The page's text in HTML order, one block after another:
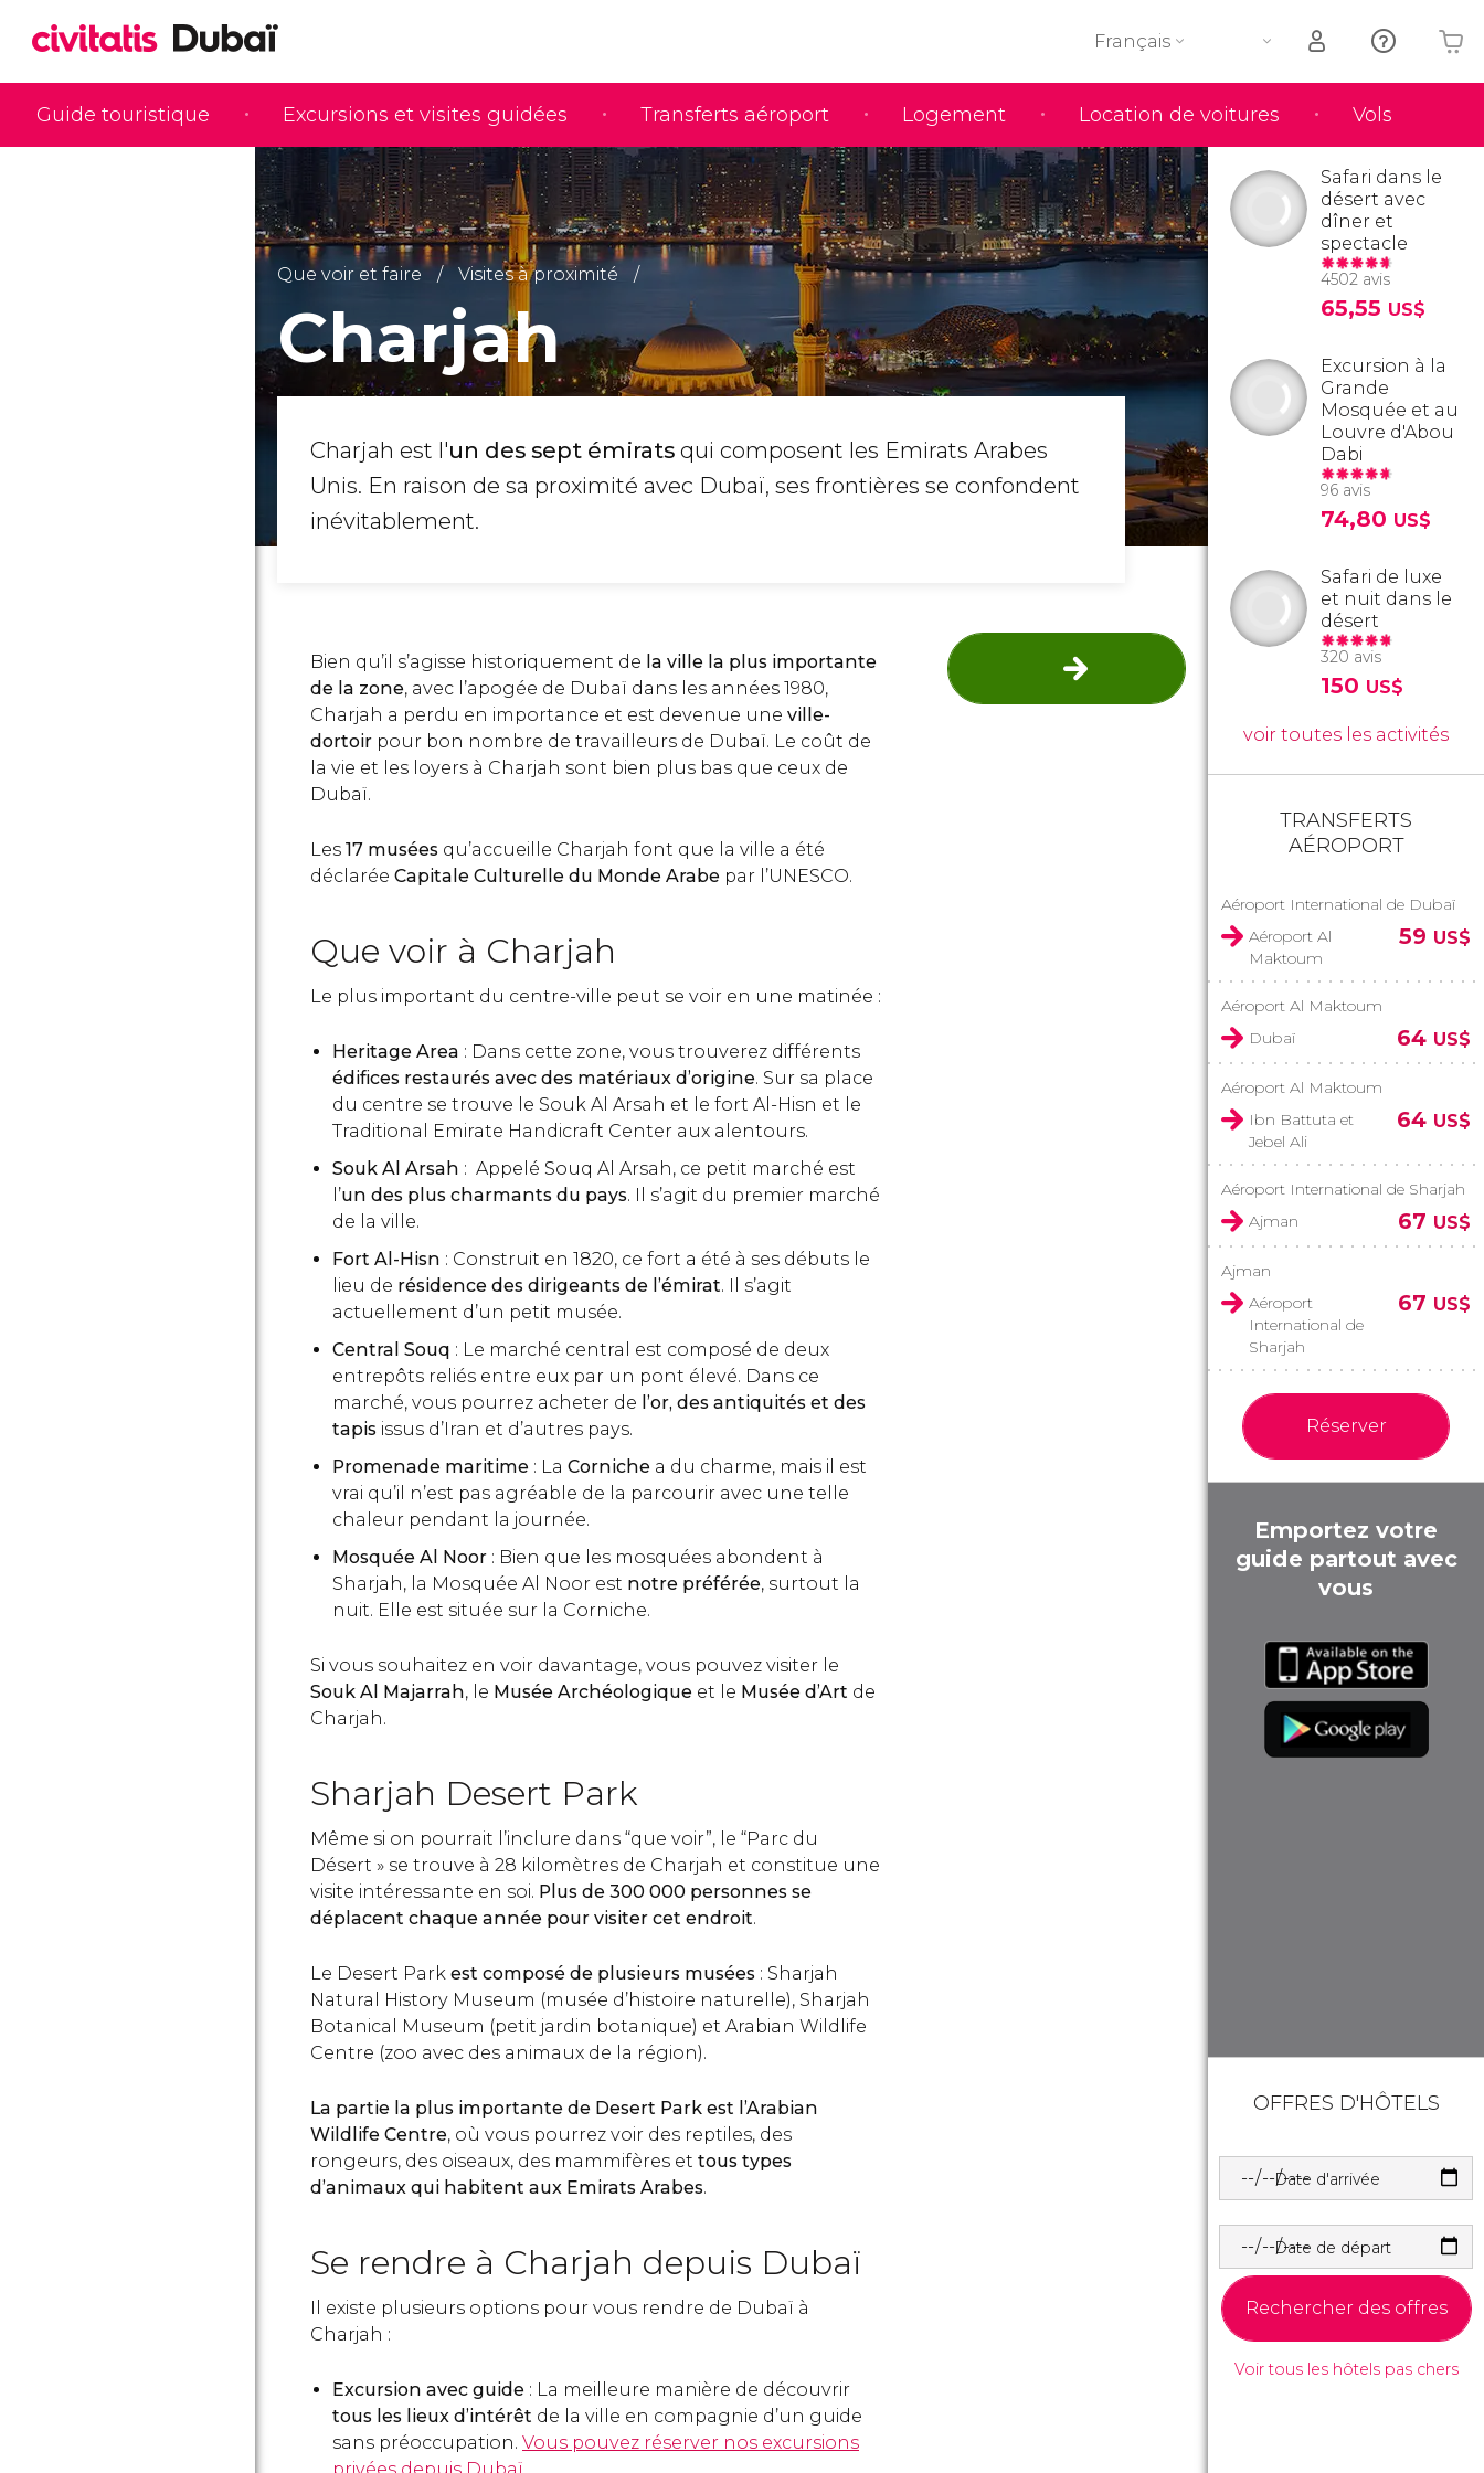
Guide touristique Excursions et visites guidées Transferts aéroport Logement Location de voitures Vols
Français
Votre panier est vide
Que voir et faire Visites à proximité
Charjah
Charjah est l'un des sept émirats qui composent les Emirats Arabes
Unis. En raison de sa proximité avec Dubaï, ses frontières se confondent
inévitablement.
Bien qu’il s’agisse historiquement de la ville la plus importante
de la zone, avec l’apogée de Dubaï dans les années 1980,
Charjah a perdu en importance et est devenue une ville-
dortoir pour bon nombre de travailleurs de Dubaï. Le coût de
la vie et les loyers à Charjah sont bien plus bas que ceux de
Dubaï.
Les 17 musées qu’accueille Charjah font que la ville a été
déclarée Capitale Culturelle du Monde Arabe par l’UNESCO.
Que voir à Charjah
Le plus important du centre-ville peut se voir en une matinée :
Heritage Area : Dans cette zone, vous trouverez différents
édifices restaurés avec des matériaux d’origine. Sur sa place
du centre se trouve le Souk Al Arsah et le fort Al-Hisn et le
Traditional Emirate Handicraft Center aux alentours.
Souk Al Arsah : Appelé Souq Al Arsah, ce petit marché est
l’un des plus charmants du pays. Il s’agit du premier marché
de la ville.
Fort Al-Hisn : Construit en 1820, ce fort a été à ses débuts le
lieu de résidence des dirigeants de l’émirat. Il s’agit
actuellement d’un petit musée.
Central Souq : Le marché central est composé de deux
entrepôts reliés entre eux par un pont élevé. Dans ce
marché, vous pourrez acheter de l’or, des antiquités et des
tapis issus d’Iran et d’autres pays.
Promenade maritime : La Corniche a du charme, mais il est
vrai qu’il n’est pas agréable de la parcourir avec une telle
chaleur pendant la journée.
Mosquée Al Noor : Bien que les mosquées abondent à
Sharjah, la Mosquée Al Noor est notre préférée, surtout la
nuit. Elle est située sur la Corniche.
Si vous souhaitez en voir davantage, vous pouvez visiter le
Souk Al Majarrah, le Musée Archéologique et le Musée d’Art de
Charjah.
Sharjah Desert Park
Même si on pourrait l’inclure dans “que voir”, le “Parc du
Désert » se trouve à 28 kilomètres de Charjah et constitue une
visite intéressante en soi. Plus de 300 000 personnes se
déplacent chaque année pour visiter cet endroit.
Le Desert Park est composé de plusieurs musées : Sharjah
Natural History Museum (musée d’histoire naturelle), Sharjah
Botanical Museum (petit jardin botanique) et Arabian Wildlife
Centre (zoo avec des animaux de la région).
La partie la plus importante de Desert Park est l’Arabian
Wildlife Centre, où vous pourrez voir des reptiles, des
rongeurs, des oiseaux, des mammifères et tous types
d’animaux qui habitent aux Emirats Arabes.
Se rendre à Charjah depuis Dubaï
Il existe plusieurs options pour vous rendre de Dubaï à
Charjah :
Excursion avec guide : La meilleure manière de découvrir
tous les lieux d’intérêt de la ville en compagnie d’un guide
sans préoccupation. Vous pouvez réserver nos excursions
Safari dans le
désert avec
dîner et
spectacle
4502 avis
65,55 US$
Excursion à la
Grande
Mosquée et au
Louvre d'Abou
Dabi
96 avis
74,80 US$
Safari de luxe
et nuit dans le
désert
320 avis
150 US$
voir toutes les activités
TRANSFERTS
AÉROPORT
Aéroport International de Dubaï
Aéroport Al
Maktoum
59 US$
Aéroport Al Maktoum
Dubaï
64 US$
Aéroport Al Maktoum
Ibn Battuta et
Jebel Ali
64 US$
Aéroport International de Sharjah
Ajman
67 US$
Ajman
Aéroport
International de
Sharjah
67 US$
Réserver
Emportez votre
guide partout avec
vous
OFFRES D'HÔTELS
Date d'arrivée
Date de départ
Rechercher des offres
Voir tous les hôtels pas chers